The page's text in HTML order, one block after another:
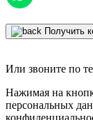
Получить
Или звоните по
Нажимая на
персональных